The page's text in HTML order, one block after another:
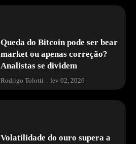
Queda do Bitcoin pode ser bear
market ou apenas correção?
Analistas se dividem
Rodrigo Tolotti . fev 02, 2026
Volatilidade do ouro supera a